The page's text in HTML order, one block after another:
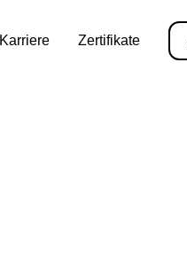
Karriere Zertifikate